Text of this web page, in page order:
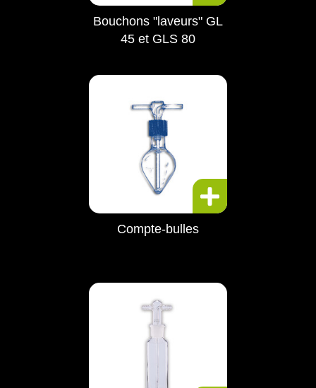
Bouchons "laveurs" GL
45 et GLS 80
Compte-bulles